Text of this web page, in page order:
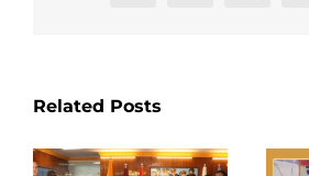
Related Posts